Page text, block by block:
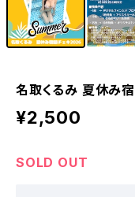
名取くるみ 夏休み
¥2,500
SOLD OUT